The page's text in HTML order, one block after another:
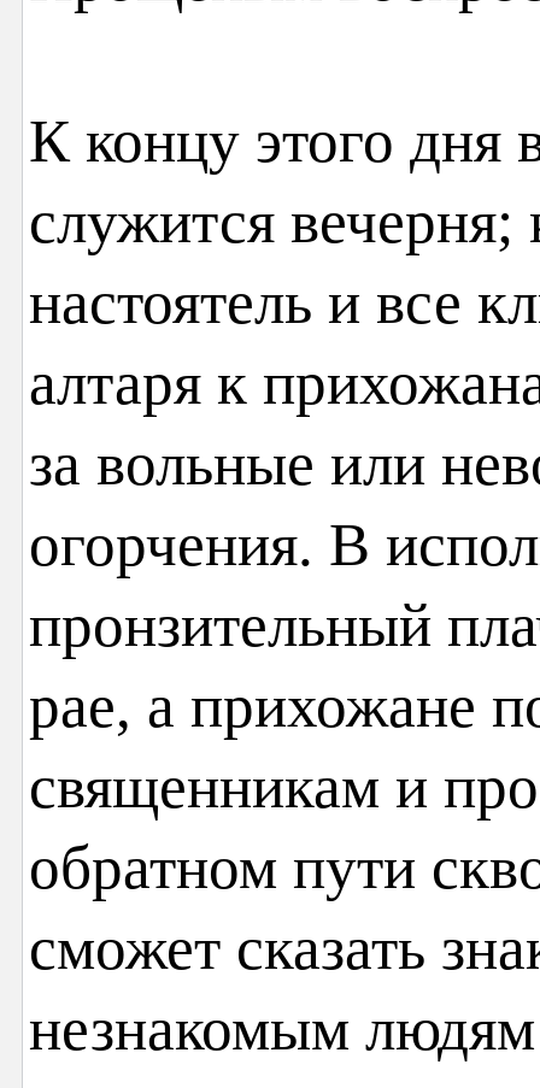
К концу этого дня
служится
настоятель и все
алтаря к
за вольные или
огорчения. В
пронзительный
рае, а прихожане
священникам и
обратном пути
сможет сказать
незнакомым